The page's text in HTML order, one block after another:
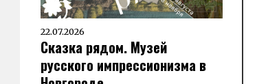
22.07.2026
Сказка рядом. Музей
русского импрессионизма в